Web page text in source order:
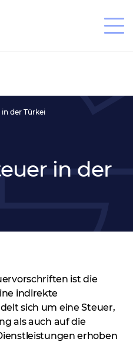
der Türkei
in der
ist die
indirekte
sich um eine Steuer,
als auch auf die
erhoben